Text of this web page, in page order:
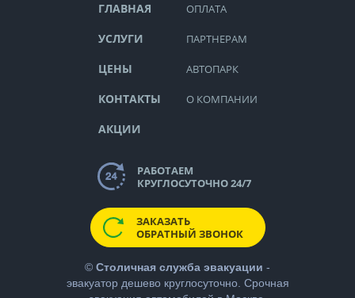
ГЛАВНАЯ
УСЛУГИ
ЦЕНЫ
КОНТАКТЫ
АКЦИИ
ОПЛАТА
ПАРТНЕРАМ
АВТОПАРК
О КОМПАНИИ
РАБОТАЕМ
КРУГЛОСУТОЧНО 24/7
ЗАКАЗАТЬ
ОБРАТНЫЙ ЗВОНОК
© Столичная служба эвакуации -
эвакуатор дешевокруглосуточно. Срочная